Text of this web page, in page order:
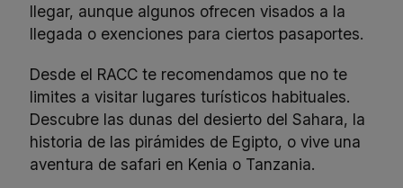
llegar, aunque algunos ofrecen visados a la
llegada o exenciones para ciertos pasaportes.
Desde el RACC te recomendamos que no te
limites a visitar lugares turísticos habituales.
Descubre las dunas del desierto del Sahara, la
historia de las pirámides de Egipto, o vive una
aventura de safari en Kenia o Tanzania.